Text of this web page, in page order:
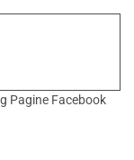
Pagine Facebook